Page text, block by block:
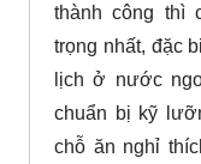
thành công thì
trọng nhất, đặc
lịch ở nước
chuẩn bị kỹ
chỗ ăn nghỉ